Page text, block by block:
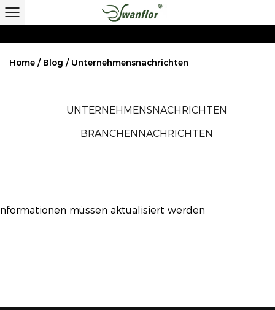
Home / Blog / Unternehmensnachrichten
UNTERNEHMENSNACHRICHTEN
BRANCHENNACHRICHTEN
müssen aktualisiert werden